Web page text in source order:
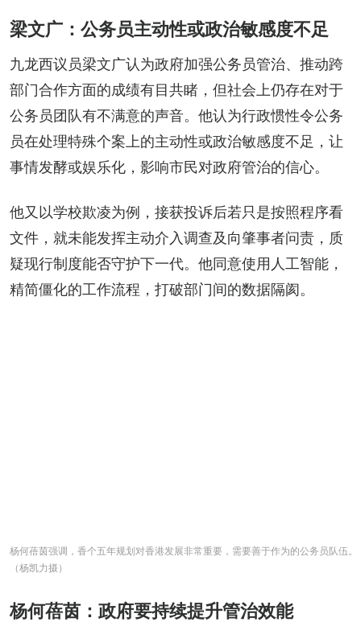
梁文广：公务员主动性或政治敏感度不足
九龙西议员梁文广认为政府加强公务员管治、推动跨
部门合作方面的成绩有目共睹，但社会上仍存在对于
公务员团队有不满意的声音。他认为行政惯性令公务
员在处理特殊个案上的主动性或政治敏感度不足，让
事情发酵或娱乐化，影响市民对政府管治的信心。
他又以学校欺凌为例，接获投诉后若只是按照程序看
文件，就未能发挥主动介入调查及向肇事者问责，质
疑现行制度能否守护下一代。他同意使用人工智能，
精简僵化的工作流程，打破部门间的数据隔阂。
杨何蓓茵强调，香个五年规划对香港发展非常重要，需要善于作为的公务员队伍。
（杨凯力摄）
杨何蓓茵：政府要持续提升管治效能